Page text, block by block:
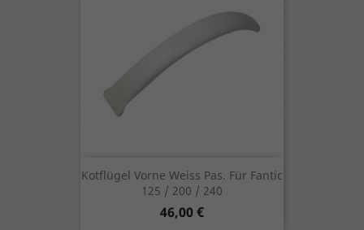
Kotflügel Vorne Weiss Pas. Für Fantic
125 / 200 / 240
Preis
46,00 €